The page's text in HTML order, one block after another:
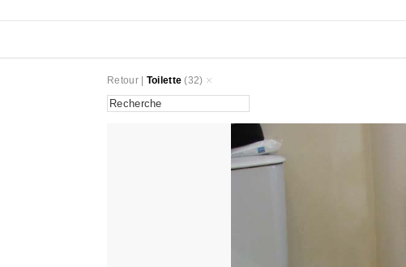
Retour| Toilette (32)